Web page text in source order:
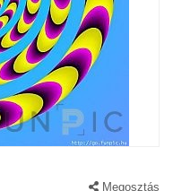
Megosztás